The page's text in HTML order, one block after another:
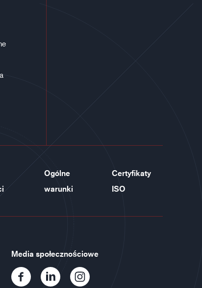
Ogólne
warunki
Certyfikaty
ISO
Media społecznościowe